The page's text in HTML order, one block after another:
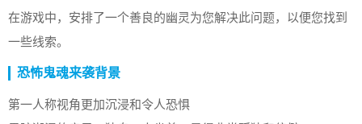
在游戏中，安排了一个善良的幽灵为您解决此问题，以便您找到
一些线索。
恐怖鬼魂来袭背景
第一人称视角更加沉浸和令人恐惧